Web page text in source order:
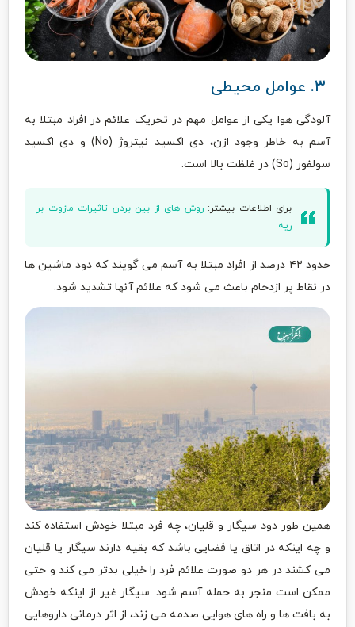
آلودگی هوا یکی از عوامل مهم در تحریک علائم در افراد مبتلا به
آسم به خاطر وجود ازن، دی اکسید نیتروژ (No) و دی اکسید
سولفور (So) در غلظت بالا است.
برای اطلاعات بیشتر:روش های از بین بردن تاثیرات مازوت بر
ریه
حدود ۴۲ درصد از افراد مبتلا به آسم می گویند که دود ماشین ها
در نقاط پر ازدحام باعث می شود که علائم آنها تشدید شود.
همین طور دود سیگار و قلیان، چه فرد مبتلا خودش استفاده کند
و چه اینکه در اتاق یا فضایی باشد که بقیه دارند سیگار یا قلیان
می کشند در هر دو صورت علائم فرد را خیلی بدتر می کند و حتی
ممکن است منجر به حمله آسم شود. سیگار غیر از اینکه خودش
به بافت ها و راه های هوایی صدمه می زند، از اثر درمانی داروهایی